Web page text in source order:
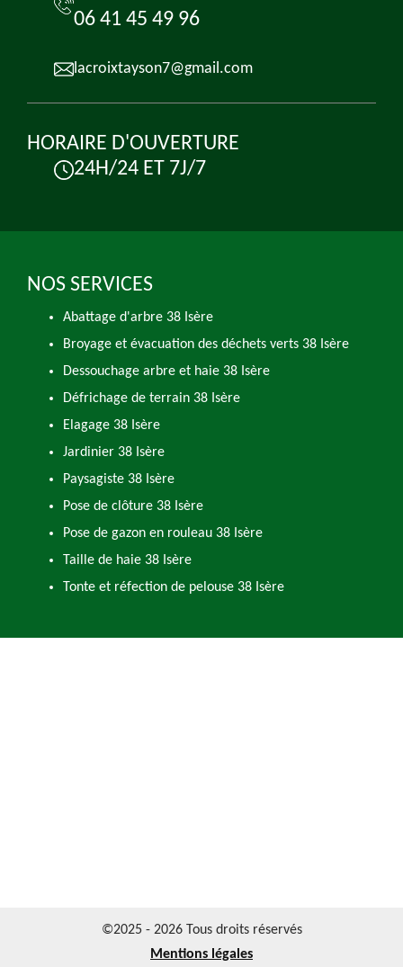
06 41 45 49 96
lacroixtayson7@gmail.com
HORAIRE D'OUVERTURE
24H/24 ET 7J/7
NOS SERVICES
Abattage d'arbre 38 Isère
Broyage et évacuation des déchets verts 38 Isère
Dessouchage arbre et haie 38 Isère
Défrichage de terrain 38 Isère
Elagage 38 Isère
Jardinier 38 Isère
Paysagiste 38 Isère
Pose de clôture 38 Isère
Pose de gazon en rouleau 38 Isère
Taille de haie 38 Isère
Tonte et réfection de pelouse 38 Isère
©2025 - 2026 Tous droits réservés
Mentions légales